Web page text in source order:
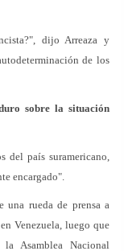
dijo Arreaza y
de los
sobre la situación
del país suramericano,
encargado".
una rueda de prensa a
Venezuela, luego que
Asamblea Nacional